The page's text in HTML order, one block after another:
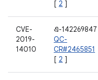
[ 2 ]
CVE-
2019-
14010
এ-142269847
QC-
CR#2465851
[ 2 ]